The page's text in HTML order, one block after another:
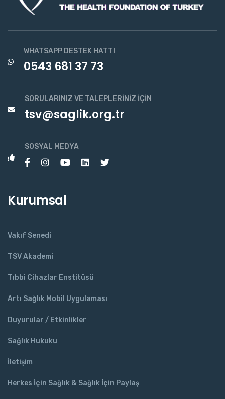
WHATSAPP DESTEK HATTI
0543 681 37 73
SORULARINIZ VE TALEPLERINIZ İÇIN
tsv@saglik.org.tr
SOSYAL MEDYA
Kurumsal
Vakıf Senedi
TSV Akademi
Tıbbi Cihazlar Enstitüsü
Artı Sağlık Mobil Uygulaması
Duyurular / Etkinlikler
Sağlık Hukuku
İletişim
Herkes İçin Sağlık & Sağlık İçin Paylaş